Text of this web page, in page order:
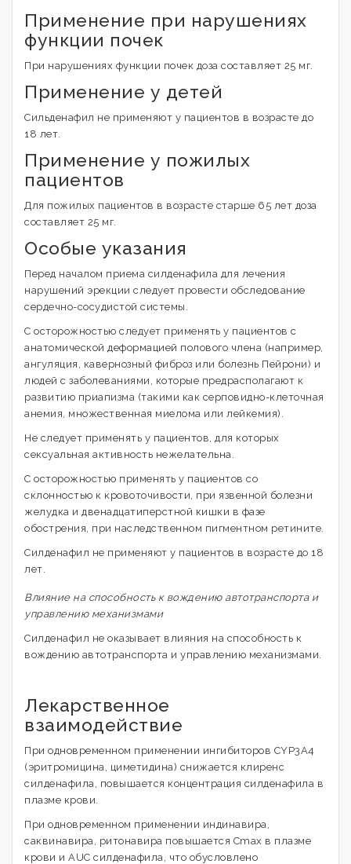
Применение при нарушениях
функции почек
При нарушениях функции почек доза составляет 25 мг.
Применение у детей
Сильденафил не применяют у пациентов в возрасте до
18 лет.
Применение у пожилых
пациентов
Для пожилых пациентов в возрасте старше 65 лет доза
составляет 25 мг.
Особые указания
Перед началом приема силденафила для лечения
нарушений эрекции следует провести обследование
сердечно-сосудистой системы.
С осторожностью следует применять у пациентов с
анатомической деформацией полового члена (например,
ангуляция, кавернозный фиброз или болезнь Пейрони) и
людей с заболеваниями, которые предрасполагают к
развитию приапизма (такими как серповидно-клеточная
анемия, множественная миелома или лейкемия).
Не следует применять у пациентов, для которых
сексуальная активность нежелательна.
С осторожностью применять у пациентов со
склонностью к кровоточивости, при язвенной болезни
желудка и двенадцатиперстной кишки в фазе
обострения, при наследственном пигментном ретините.
Силденафил не применяют у пациентов в возрасте до 18
лет.
Влияние на способность к вождению автотранспорта и
управлению механизмами
Силденафил не оказывает влияния на способность к
вождению автотранспорта и управлению механизмами.
Лекарственное
взаимодействие
При одновременном применении ингибиторов CYP3A4
(эритромицина, циметидина) снижается клиренс
силденафила, повышается концентрация силденафила в
плазме крови.
При одновременном применении индинавира,
саквинавира, ритонавира повышается Cmax в плазме
крови и AUC силденафила, что обусловлено